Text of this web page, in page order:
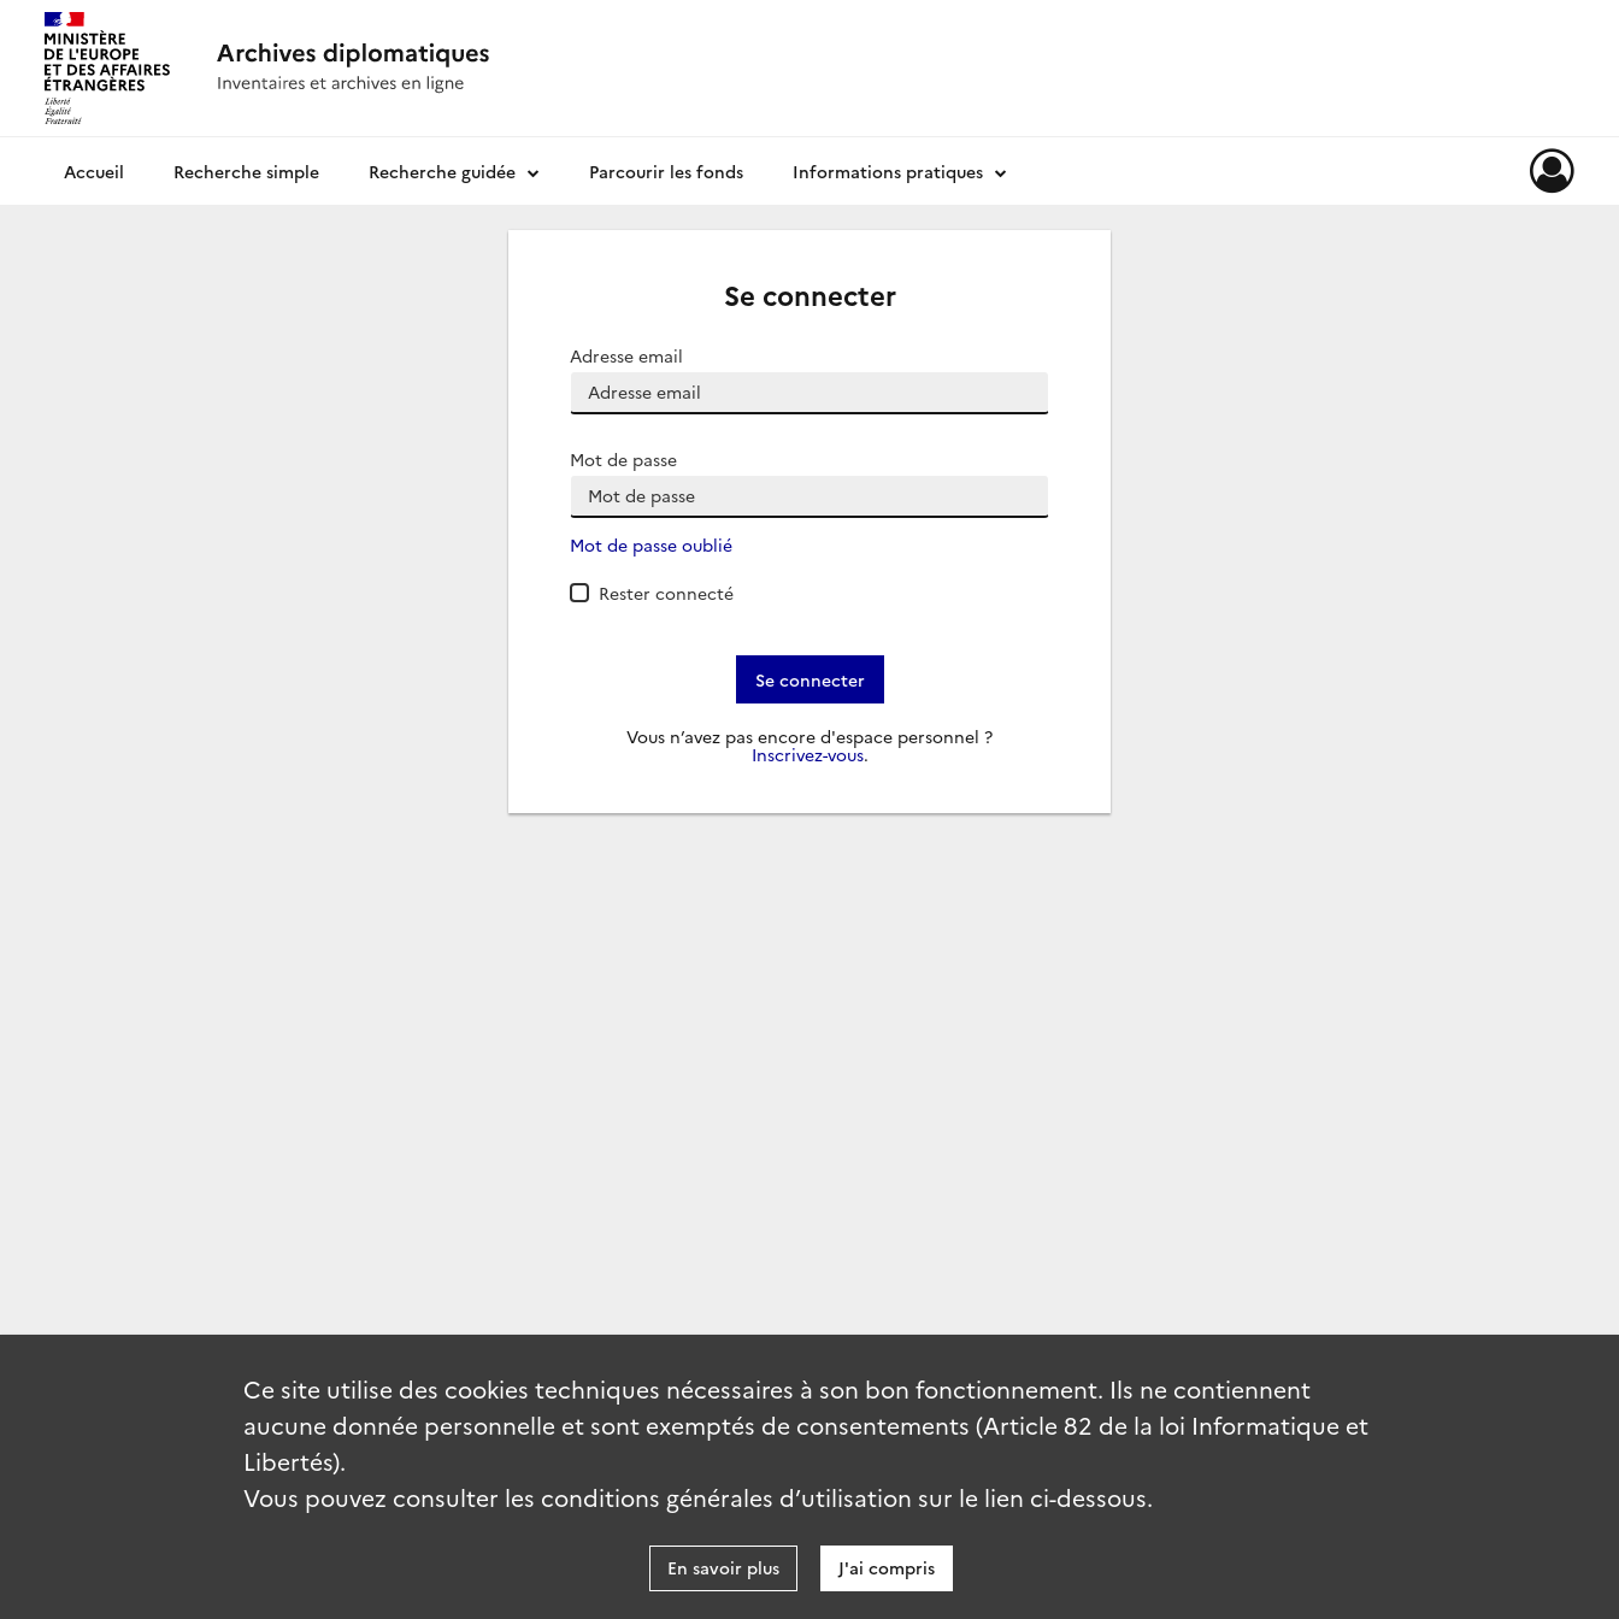
Archives diplomatiquesRecherche simple Recherche guidée Parcourir les fonds Informations pratiques
Se connecter
Adresse email
Mot de passe
Mot de passe oublié
Rester connecté
Se connecter
Vous n’avez pas encore d'espace personnel ?
Inscrivez-vous.
Ce site utilise des cookies techniques nécessaires à son bon fonctionnement. Ils ne contiennent
aucune donnée personnelle et sont exemptés de consentements (Article 82 de la loi Informatique et
Libertés).
Vous pouvez consulter les conditions générales d’utilisation sur le lien ci-dessous.
En savoir plus J'ai compris